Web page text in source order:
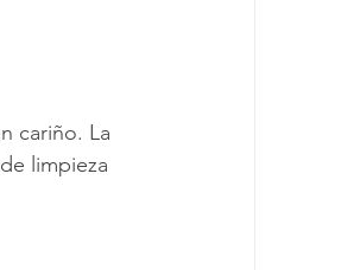
cariño. La
limpieza